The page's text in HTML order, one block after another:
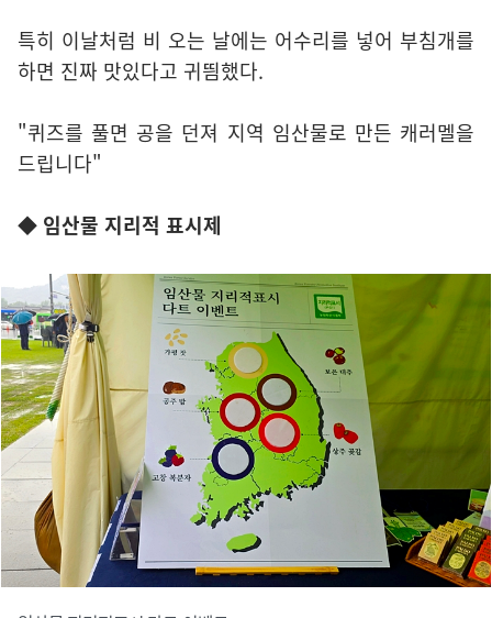
특히 이날처럼 비 오는 날에는 어수리를 넣어 부침개를
하면 진짜 맛있다고 귀띔했다.
"퀴즈를 풀면 공을 던져 지역 임산물로 만든 캐러멜을
드립니다"
◆ 임산물 지리적 표시제